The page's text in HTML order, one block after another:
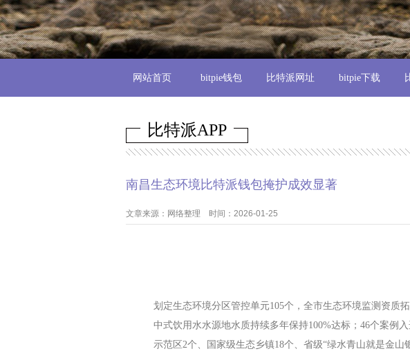
网站首页 bitpie钱包 比特派网址 bitpie下载
比特派APP
南昌生态环境比特派钱包掩护成效显著
文章来源：网络整理 时间：2026-01-25
划定生态环境分区管控单元105个，全市生态环境监测资质
中式饮用水水源地水质持续多年保持100%达标；46个案例
示范区2个、国家级生态乡镇18个、省级“绿水青山就是金